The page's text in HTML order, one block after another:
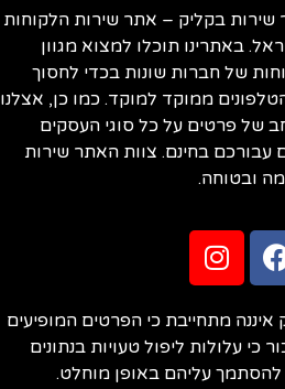
בקליק – אתר שירות הלקוחות
באתרינו תוכלו למצוא מגוון
של חברות שונות בכדי לחסוך
ממוקד למוקד. כמו כן, אצלנו
של פרטים על כל סוגי העסקים
עבורכם בחינם. צוות האתר שירות
ובטוחה.
מתחייבת כי הפרטים המופיעים
כי עלולות ליפול טעויות בנתונים
להסתמך עליהם באופן מוחלט.